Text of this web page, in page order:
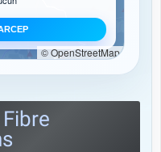
© OpenStreetMap